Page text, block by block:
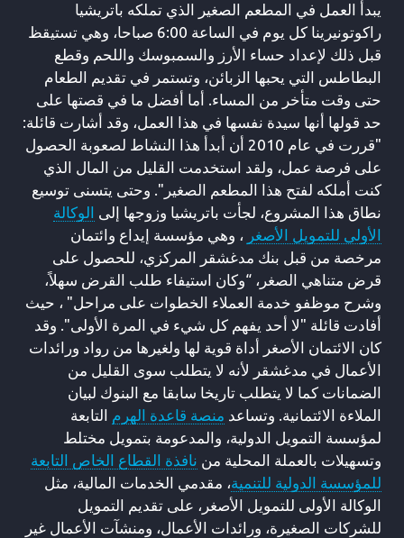
يبدأ العمل في المطعم الصغير الذي تملكه باتريشيا
راكوتونيرينا كل يوم في الساعة 6:00 صباحا، وهي تستيقظ
قبل ذلك لإعداد حساء الأرز والسمبوسك واللحم وقطع
البطاطس التي يحبها الزبائن، وتستمر في تقديم الطعام
حتى وقت متأخر من المساء. أما أفضل ما في قصتها على
حد قولها أنها سيدة نفسها في هذا العمل، وقد أشارت قائلة:
"قررت في عام 2010 أن أبدأ هذا النشاط لصعوبة الحصول
على فرصة عمل، ولقد استخدمت القليل من المال الذي
كنت أملكه لفتح هذا المطعم الصغير". وحتى يتسنى توسيع
نطاق هذا المشروع، لجأت باتريشيا وزوجها إلى الوكالة
الأولى للتمويل الأصغر ، وهي مؤسسة إيداع وائتمان
مرخصة من قبل بنك مدغشقر المركزي، للحصول على
قرض متناهي الصغر، “وكان استيفاء طلب القرض سهلاً،
وشرح موظفو خدمة العملاء الخطوات على مراحل" ، حيث
أفادت قائلة "لا أحد يفهم كل شيء في المرة الأولى". وقد
كان الائتمان الأصغر أداة قوية لها ولغيرها من رواد ورائدات
الأعمال في مدغشقر لأنه لا يتطلب سوى القليل من
الضمانات كما لا يتطلب تاريخا سابقا مع البنوك لبيان
الملاءة الائتمانية. وتساعد منصة قاعدة الهرم التابعة
لمؤسسة التمويل الدولية، والمدعومة بتمويل مختلط
وتسهيلات بالعملة المحلية من نافذة القطاع الخاص التابعة
للمؤسسة الدولية للتنمية، مقدمي الخدمات المالية، مثل
الوكالة الأولى للتمويل الأصغر، على تقديم التمويل
للشركات الصغيرة، ورائدات الأعمال، ومنشآت الأعمال غير